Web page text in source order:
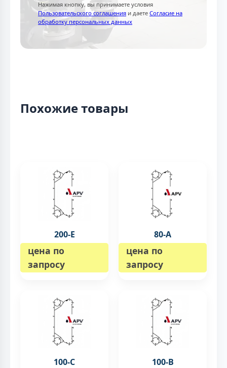
Нажимая кнопку, вы принимаете условия
Пользовательского соглашения и даете Согласие на
обработку персональных данных
Похожие товары
200-E
цена по
запросу
80-A
цена по
запросу
100-C 100-B